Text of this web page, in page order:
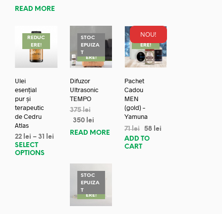
READ MORE
REDUC
ERE!
Ulei
esențial
pur și
terapeutic
de Cedru
Atlas
22 lei – 31
lei
SELECT
OPTIONS
STOC
EPUIZA
TREDUC
ERE!
Difuzor
Ultrasonic
TEMPO
375lei
350 lei
READ MORE
NOU!
REDUC
ERE!
Pachet
Cadou
MEN
(gold) –
Yamuna
71lei 58 lei
ADD TO
CART
STOC
EPUIZA
TREDUC
ERE!